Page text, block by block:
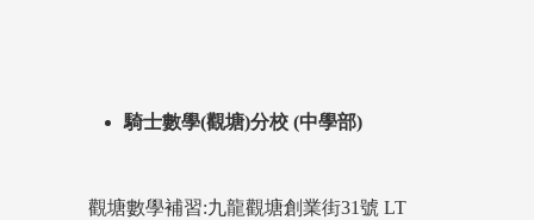
騎士數學(觀塘)分校 (中學部)
觀塘數學補習:九龍觀塘創業街31號 LT